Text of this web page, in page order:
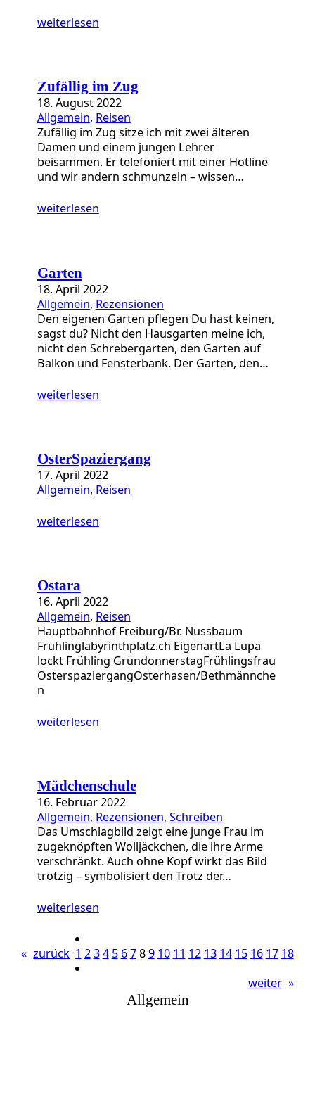
weiterlesen
Zufällig im Zug
18. August 2022
Allgemein, Reisen
Zufällig im Zug sitze ich mit zwei älteren
Damen und einem jungen Lehrer
beisammen. Er telefoniert mit einer Hotline
und wir andern schmunzeln – wissen…
weiterlesen
Garten
18. April 2022
Allgemein, Rezensionen
Den eigenen Garten pflegen Du hast keinen,
sagst du? Nicht den Hausgarten meine ich,
nicht den Schrebergarten, den Garten auf
Balkon und Fensterbank. Der Garten, den…
weiterlesen
OsterSpaziergang
17. April 2022
Allgemein, Reisen
weiterlesen
Ostara
16. April 2022
Allgemein, Reisen
Hauptbahnhof Freiburg/Br. Nussbaum
Frühlinglabyrinthplatz.ch EigenartLa Lupa
lockt Frühling GründonnerstagFrühlingsfrau
OsterspaziergangOsterhasen/Bethmännche
n
weiterlesen
Mädchenschule
16. Februar 2022
Allgemein, Rezensionen, Schreiben
Das Umschlagbild zeigt eine junge Frau im
zugeknöpften Wolljäckchen, die ihre Arme
verschränkt. Auch ohne Kopf wirkt das Bild
trotzig – symbolisiert den Trotz der…
weiterlesen
« zurück 1 234 5 6789 10 11 12 13 14 15 16 17 18
weiter »
Allgemein